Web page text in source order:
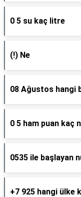
0 5 su kaç litre
(!) Ne
08 Ağustos hangi
0 5 ham puan kaç
0535 ile başlayan
+7 925 hangi ülke